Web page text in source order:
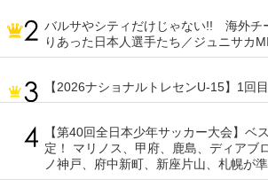
バルサやシティだけじゃない!! 海外チ
りあった日本人選手たち／ジュニサカ
【2026ナショナルトレセンU-15】1回
【第40回全日本少年サッカー大会】ベ
定！ マリノス、甲府、鹿島、ディアブ
ノ神戸、府中新町、新座片山、札幌が